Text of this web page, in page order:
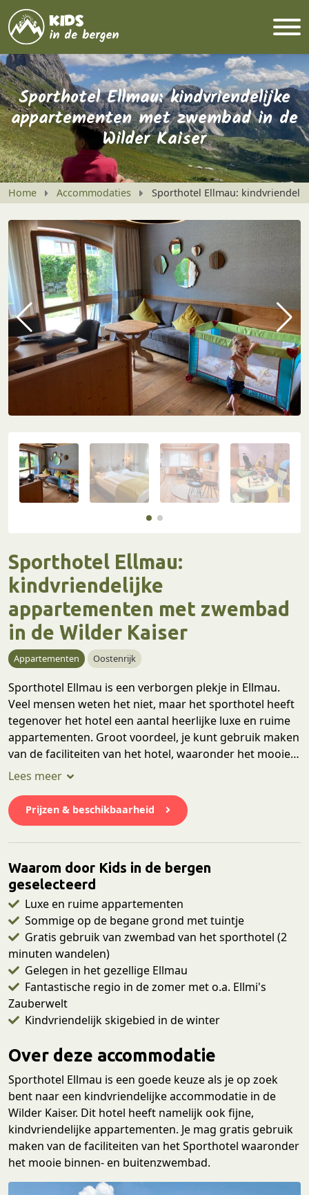
Sporthotel Ellmau: kindvriendelijke
appartementen met zwembad in de
Wilder Kaiser
Home Accommodaties Sporthotel Ellmau:
Sporthotel Ellmau:
kindvriendelijke
appartementen met zwembad
in de Wilder Kaiser
Appartementen Oostenrijk
Sporthotel Ellmau is een verborgen plekje in Ellmau.
Veel mensen weten het niet, maar het sporthotel heeft
tegenover het hotel een aantal heerlijke luxe en ruime
appartementen. Groot voordeel, je kunt gebruik maken
van de faciliteiten van het hotel, waaronder het mooie
binnen- en buitenzwembad. Ook is de locatie heel fijn,
Ellmau en op een paar minuten lopen van de
supermarkt. De bus brengt je zo naar de kabelbaan die
Prijzen & beschikbaarheid
Waarom door Kids in de bergen
geselecteerd
Luxe en ruime appartementen
Sommige op de begane grond met tuintje
Gratis gebruik van zwembad van het sporthotel (2
minuten wandelen)
Gelegen in het gezellige Ellmau
Fantastische regio in de zomer met o.a. Ellmi's
Zauberwelt
Kindvriendelijk skigebied in de winter
Over deze accommodatie
Sporthotel Ellmau is een goede keuze als je op zoek
bent naar een kindvriendelijke accommodatie in de
Wilder Kaiser. Dit hotel heeft namelijk ook fijne,
kindvriendelijke appartementen. Je mag gratis gebruik
maken van de faciliteiten van het Sporthotel waaronder
het mooie binnen- en buitenzwembad.